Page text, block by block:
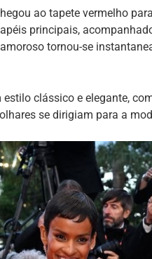
ao tapete vermelho
principais,
tornou-se
estilo clássico e elegante,
se dirigiam para a